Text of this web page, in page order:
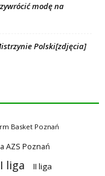
modę na
Polski[zdjęcia]
Basket Poznań
AZS Poznań
liga II liga